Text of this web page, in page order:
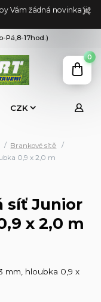
Vám žádná novinka již
CZK
Pá,8-17hod.)
0
Brankové sítě
0,9 x 2,0 m
síť Junior
x 2,0 m